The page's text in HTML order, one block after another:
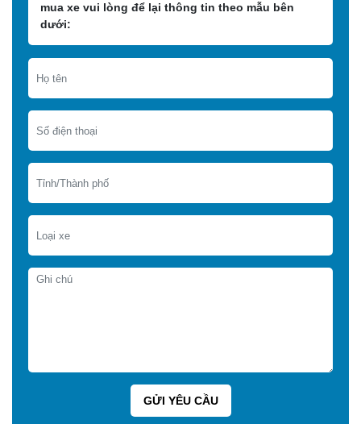
mua xe vui lòng để lại thông tin theo mẫu bên
dưới: